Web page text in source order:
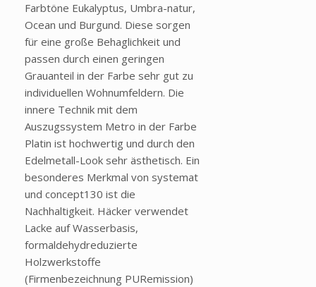
Farbtöne Eukalyptus, Umbra-natur,
Ocean und Burgund. Diese sorgen
für eine große Behaglichkeit und
passen durch einen geringen
Grauanteil in der Farbe sehr gut zu
individuellen Wohnumfeldern. Die
innere Technik mit dem
Auszugssystem Metro in der Farbe
Platin ist hochwertig und durch den
Edelmetall-Look sehr ästhetisch. Ein
besonderes Merkmal von systemat
und concept130 ist die
Nachhaltigkeit. Häcker verwendet
Lacke auf Wasserbasis,
formaldehydreduzierte
Holzwerkstoffe
(Firmenbezeichnung PURemission)